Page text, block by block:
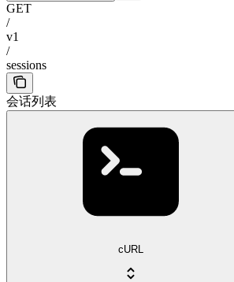
GET
/
v1
/
sessions
会话列表
cURL